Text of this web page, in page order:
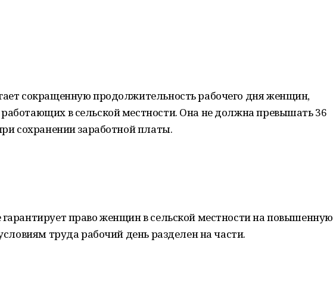
сокращенную продолжительность рабочего дня женщин,
в сельской местности. Она не должна превышать 36
сохранении заработной платы.
право женщин в сельской местности на повышенную
труда рабочий день разделен на части.